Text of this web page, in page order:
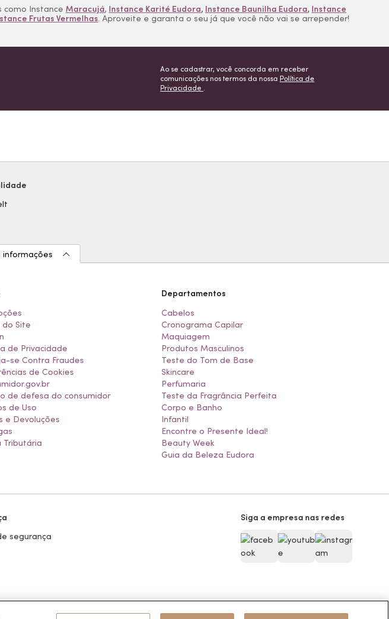
como InstanceMaracujá, Instance Karité Eudora, Instance Baunilha Eudora, Instance
Frutas Vermelhas. Aproveite e garanta o seu já que você não vai se arrepender!
Ao se cadastrar, você concorda em receber
comunicações nos termos da nossa Política de
Privacidade .
informações
Site
de Privacidade
se Contra Fraudes
de Cookies
de defesa do consumidor
de Uso
e Devoluções
Tributária
Departamentos
Cabelos
Cronograma Capilar
Maquiagem
Produtos Masculinos
Teste do Tom de Base
Skincare
Perfumaria
Teste da Fragrância Perfeita
Corpo e Banho
Infantil
Encontre o Presente Ideal!
Beauty Week
Guia da Beleza Eudora
Siga a empresa nas redes